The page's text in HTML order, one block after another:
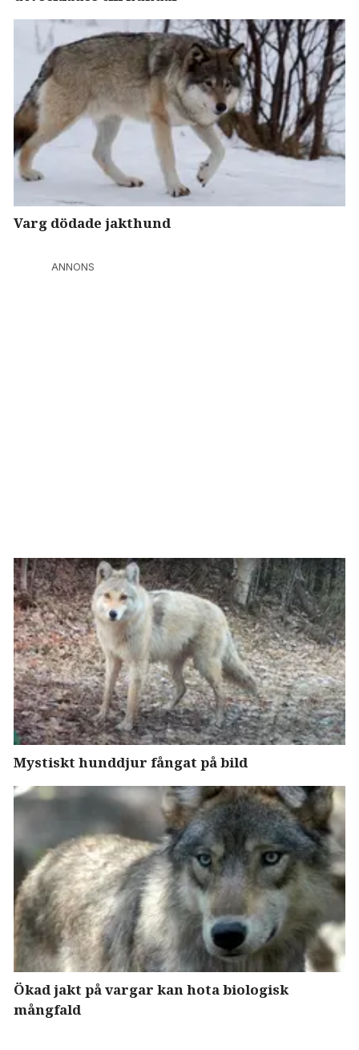
Varg dödade jakthund
ANNONS
Mystiskt hunddjur fångat på bild
Ökad jakt på vargar kan hota biologisk
mångfald